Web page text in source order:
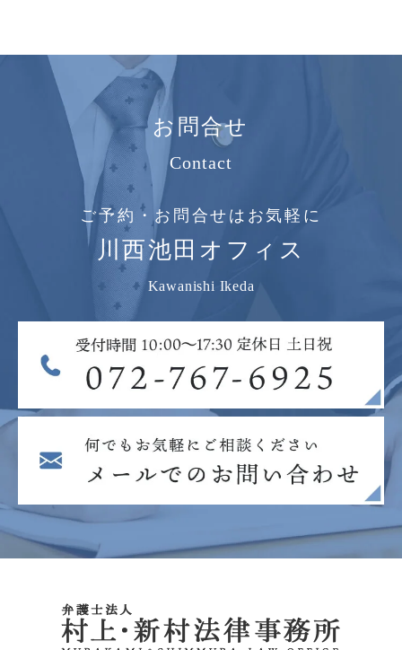
お問合せ
Contact
ご予約・お問合せはお気軽に
川西池田オフィス
Kawanishi Ikeda